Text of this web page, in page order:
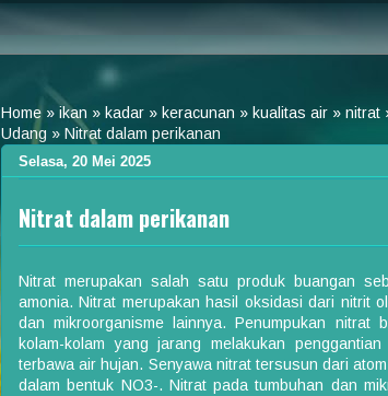
Home » ikan » kadar » keracunan » kualitas air » nitrat
Udang » Nitrat dalam perikanan
Selasa, 20 Mei 2025
Nitrat dalam perikanan
Nitrat merupakan salah satu produk buangan
amonia. Nitrat merupakan hasil oksidasi dari nitrit
dan mikroorganisme lainnya. Penumpukan nitrat
kolam-kolam yang jarang melakukan
terbawa air hujan. Senyawa nitrat tersusun dari
dalam bentuk NO3-. Nitrat pada tumbuhan dan